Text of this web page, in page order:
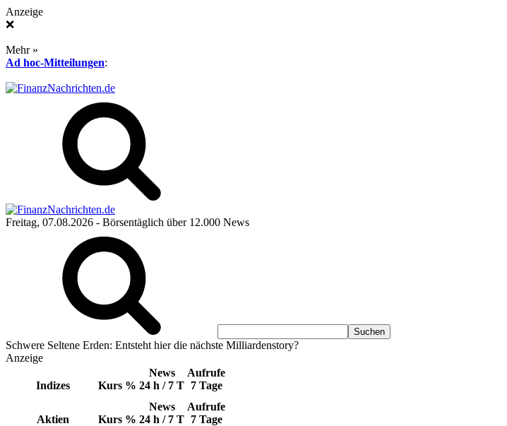
Anzeige
❌
Mehr »
Ad hoc-Mitteilungen:
Freitag, 07.08.2026 - Börsentäglich über 12.000 News
Schwere Seltene Erden: Entsteht hier die nächste Milliardenstory?
Anzeige
Indizes Kurs %
News
24 h / 7 T
Aufrufe
7 Tage
Aktien Kurs %
News
24 h / 7 T
Aufrufe
7 Tage